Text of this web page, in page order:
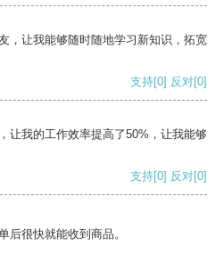
，让我能够随时随地学习新知识，拓宽
支持[0] 反对[0]
让我的工作效率提高了50%，让我能够
支持[0] 反对[0]
后很快就能收到商品。